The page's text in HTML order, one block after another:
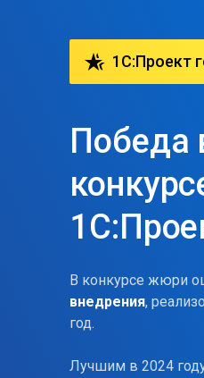
hotel_class 1C:Проект
Победа
В конкурсе жюри
внедрения,
год.
Лучшим в 2024